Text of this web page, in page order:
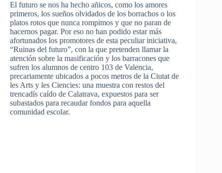
El futuro se nos ha hecho añicos, como los amores
primeros, los sueños olvidados de los borrachos o los
platos rotos que nunca rompimos y que no paran de
hacernos pagar. Por eso no han podido estar más
afortunados los promotores de esta peculiar iniciativa,
“Ruinas del futuro”, con la que pretenden llamar la
atención sobre la masificación y los barracones que
sufren los alumnos de centro 103 de Valencia,
precariamente ubicados a pocos metros de la Ciutat de
les Arts y les Ciencies: una muestra con restos del
trencadís caído de Calatrava, expuestos para ser
subastados para recaudar fondos para aquella
comunidad escolar.